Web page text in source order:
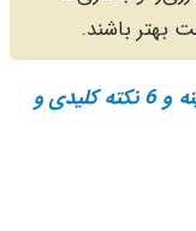
بهتر باشند.
راهنمای خرید شومینه و 6 نکته کلیدی و